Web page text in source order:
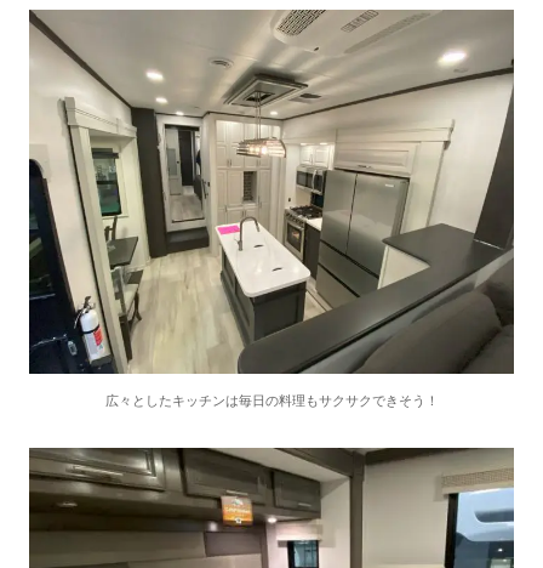
広々としたキッチンは毎日の料理もサクサクできそう！